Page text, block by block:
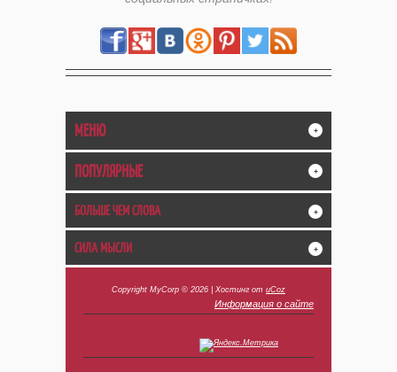
МЕНЮ +
ПОПУЛЯРНЫЕ +
БОЛЬШЕ ЧЕМ СЛОВА +
СИЛА МЫСЛИ +
Copyright MyCorp © 2026 Хостинг от uCoz
Информация о сайте